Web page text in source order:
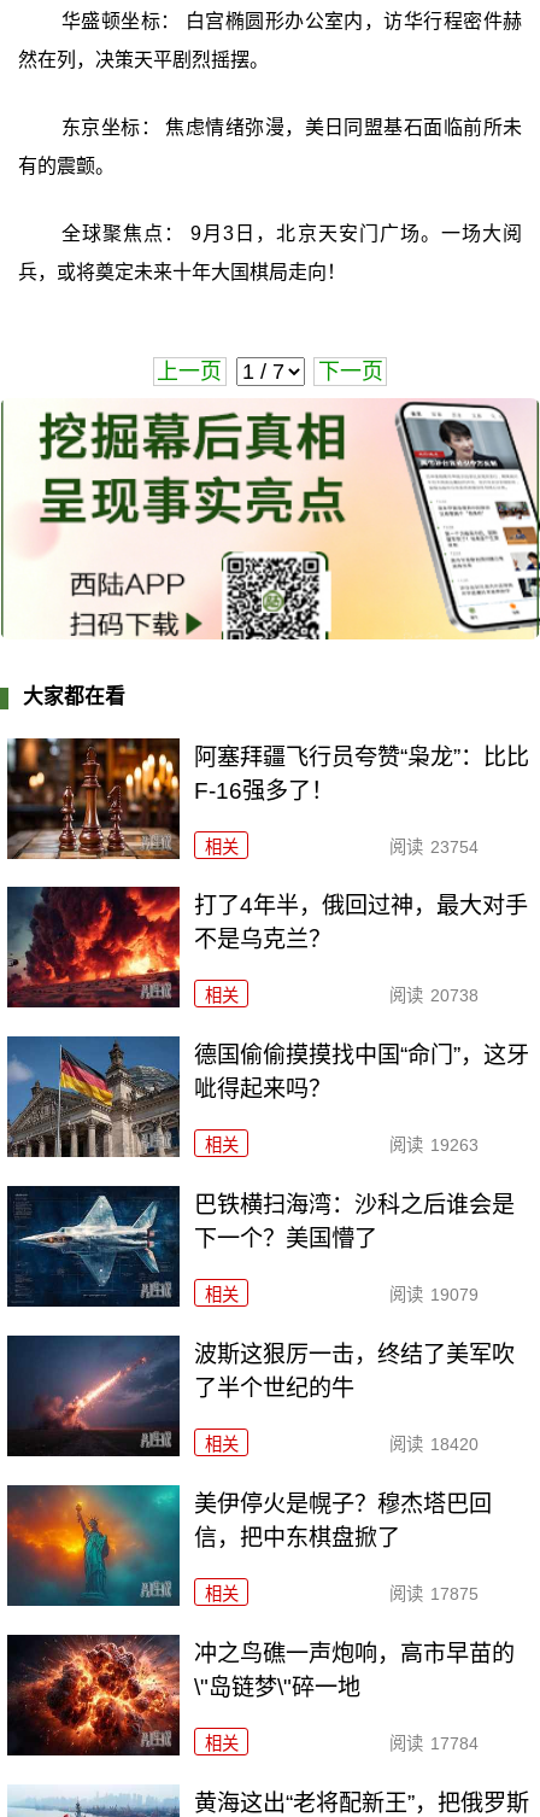
华盛顿坐标： 白宫椭圆形办公室内，访华行程密件赫
然在列，决策天平剧烈摇摆。
东京坐标： 焦虑情绪弥漫，美日同盟基石面临前所未
有的震颤。
全球聚焦点： 9月3日，北京天安门广场。一场大阅
兵，或将奠定未来十年大国棋局走向！
上一页 下一页
大家都在看
阿塞拜疆飞行员夸赞“枭龙”：比比
F-16强多了！
相关 阅读 23754
打了4年半，俄回过神，最大对手
不是乌克兰？
相关 阅读 20738
德国偷偷摸摸找中国“命门”，这牙
呲得起来吗？
相关 阅读 19263
巴铁横扫海湾：沙科之后谁会是
下一个？美国懵了
相关 阅读 19079
波斯这狠厉一击，终结了美军吹
了半个世纪的牛
相关 阅读 18420
美伊停火是幌子？穆杰塔巴回
信，把中东棋盘掀了
相关 阅读 17875
冲之鸟礁一声炮响，高市早苗的
\"岛链梦\"碎一地
相关 阅读 17784
黄海这出“老将配新王”，把俄罗斯